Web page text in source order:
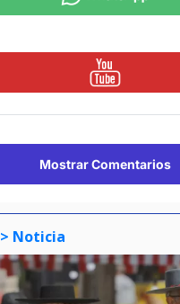
Mostrar Comentarios
> Noticia